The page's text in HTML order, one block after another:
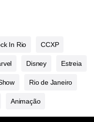
In Rio CCXP
Disney Estreia
Rio de Janeiro
Animação